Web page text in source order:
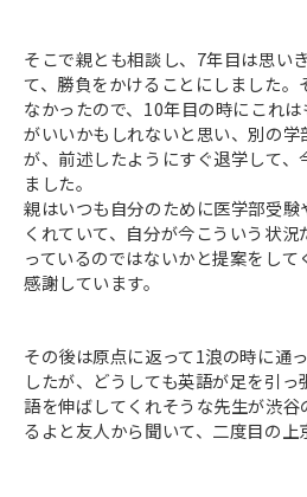
そこで親とも相談し、7年目は思い
て、勝負をかけることにしました
なかったので、10年目の時にこれ
がいいかもしれないと思い、別の
が、前述したようにすぐ退学して、
ました。
親はいつも自分のために医学部受
くれていて、自分が今こういう状
っているのではないかと提案をし
感謝しています。
その後は原点に返って1浪の時に通
したが、どうしても英語が足を引
語を伸ばしてくれそうな先生が渋
るよと友人から聞いて、二度目の上